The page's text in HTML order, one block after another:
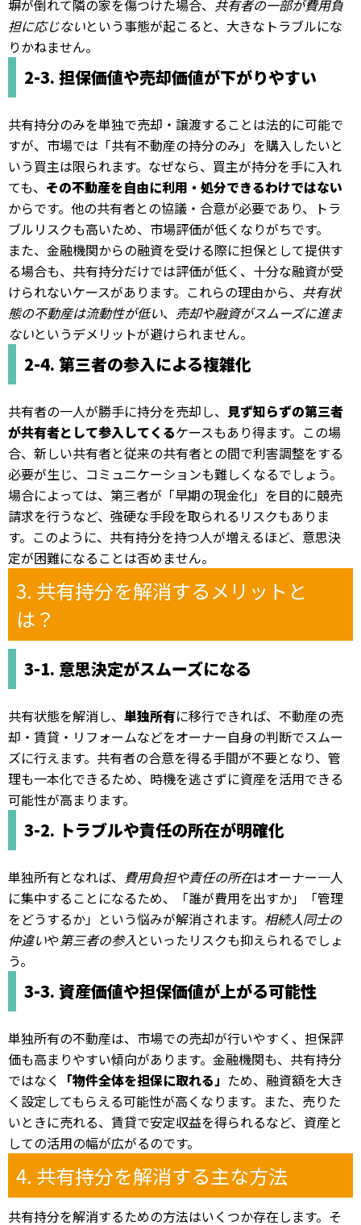
塀が倒れて隣の家を傷つけた場合、 共有者の一部が費用負
担に応じないという事態が起こると、大きなトラブルにな
りかねません。
2-3. 担保価値や売却価値が下がりやすい
共有持分のみを単独で売却・譲渡することは法的に可能で
すが、市場では「共有不動産の持分のみ」を購入したいと
いう買主は限られます。なぜなら、買主が持分を手に入れ
ても、 その不動産を自由に利用・処分できるわけではない
からです。他の共有者との協議・合意が必要であり、トラ
ブルリスクも高いため、市場評価が低くなりがちです。
また、金融機関からの融資を受ける際に担保として提供す
る場合も、共有持分だけでは評価が低く、十分な融資が受
けられないケースがあります。これらの理由から、 共有状
態の不動産は流動性が低い、 売却や融資がスムーズに進ま
ないというデメリットが避けられません。
2-4. 第三者の参入による複雑化
共有者の一人が勝手に持分を売却し、 見ず知らずの第三者
が共有者として参入してくるケースもあり得ます。この場
合、新しい共有者と従来の共有者との間で利害調整をする
必要が生じ、コミュニケーションも難しくなるでしょう。
場合によっては、第三者が「早期の現金化」を目的に競売
請求を行うなど、強硬な手段を取られるリスクもありま
す。このように、共有持分を持つ人が増えるほど、意思決
定が困難になることは否めません。
3. 共有持分を解消するメリットと
は？
3-1. 意思決定がスムーズになる
共有状態を解消し、 単独所有に移行できれば、不動産の売
却・賃貸・リフォームなどをオーナー自身の判断でスムー
ズに行えます。共有者の合意を得る手間が不要となり、管
理も一本化できるため、時機を逃さずに資産を活用できる
可能性が高まります。
3-2. トラブルや責任の所在が明確化
単独所有となれば、 費用負担や責任の所在はオーナー一人
に集中することになるため、「誰が費用を出すか」「管理
をどうするか」という悩みが解消されます。 相続人同士の
仲違いや第三者の参入といったリスクも抑えられるでしょ
う。
3-3. 資産価値や担保価値が上がる可能性
単独所有の不動産は、市場での売却が行いやすく、担保評
価も高まりやすい傾向があります。金融機関も、共有持分
ではなく 「物件全体を担保に取れる」 ため、融資額を大き
く設定してもらえる可能性が高くなります。また、売りた
いときに売れる、賃貸で安定収益を得られるなど、資産と
しての活用の幅が広がるのです。
4. 共有持分を解消する主な方法
共有持分を解消するための方法はいくつか存在します。そ